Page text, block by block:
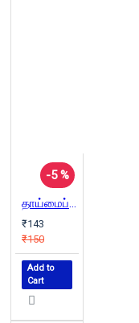
-5 %
தாய்மைப் பொருளாதாரம்
₹143
₹150
Add to
Cart